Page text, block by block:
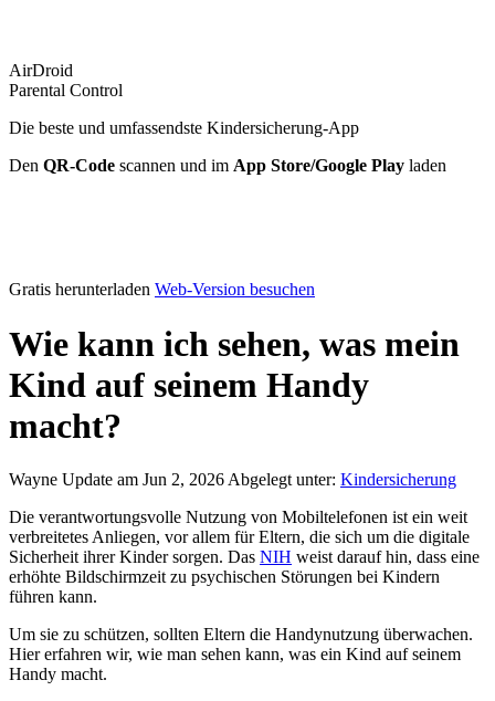
AirDroid
Parental Control
Die beste und umfassendste Kindersicherung-App
Den QR-Code scannen und im App Store/Google Play laden
Gratis herunterladen Web-Version besuchen
Wie kann ich sehen, was mein
Kind auf seinem Handy
macht?
Wayne Update am Jun 2, 2026 Abgelegt unter: Kindersicherung
Die verantwortungsvolle Nutzung von Mobiltelefonen ist ein weit
verbreitetes Anliegen, vor allem für Eltern, die sich um die digitale
Sicherheit ihrer Kinder sorgen. Das NIH weist darauf hin, dass eine
erhöhte Bildschirmzeit zu psychischen Störungen bei Kindern
führen kann.
Um sie zu schützen, sollten Eltern die Handynutzung überwachen.
Hier erfahren wir, wie man sehen kann, was ein Kind auf seinem
Handy macht.